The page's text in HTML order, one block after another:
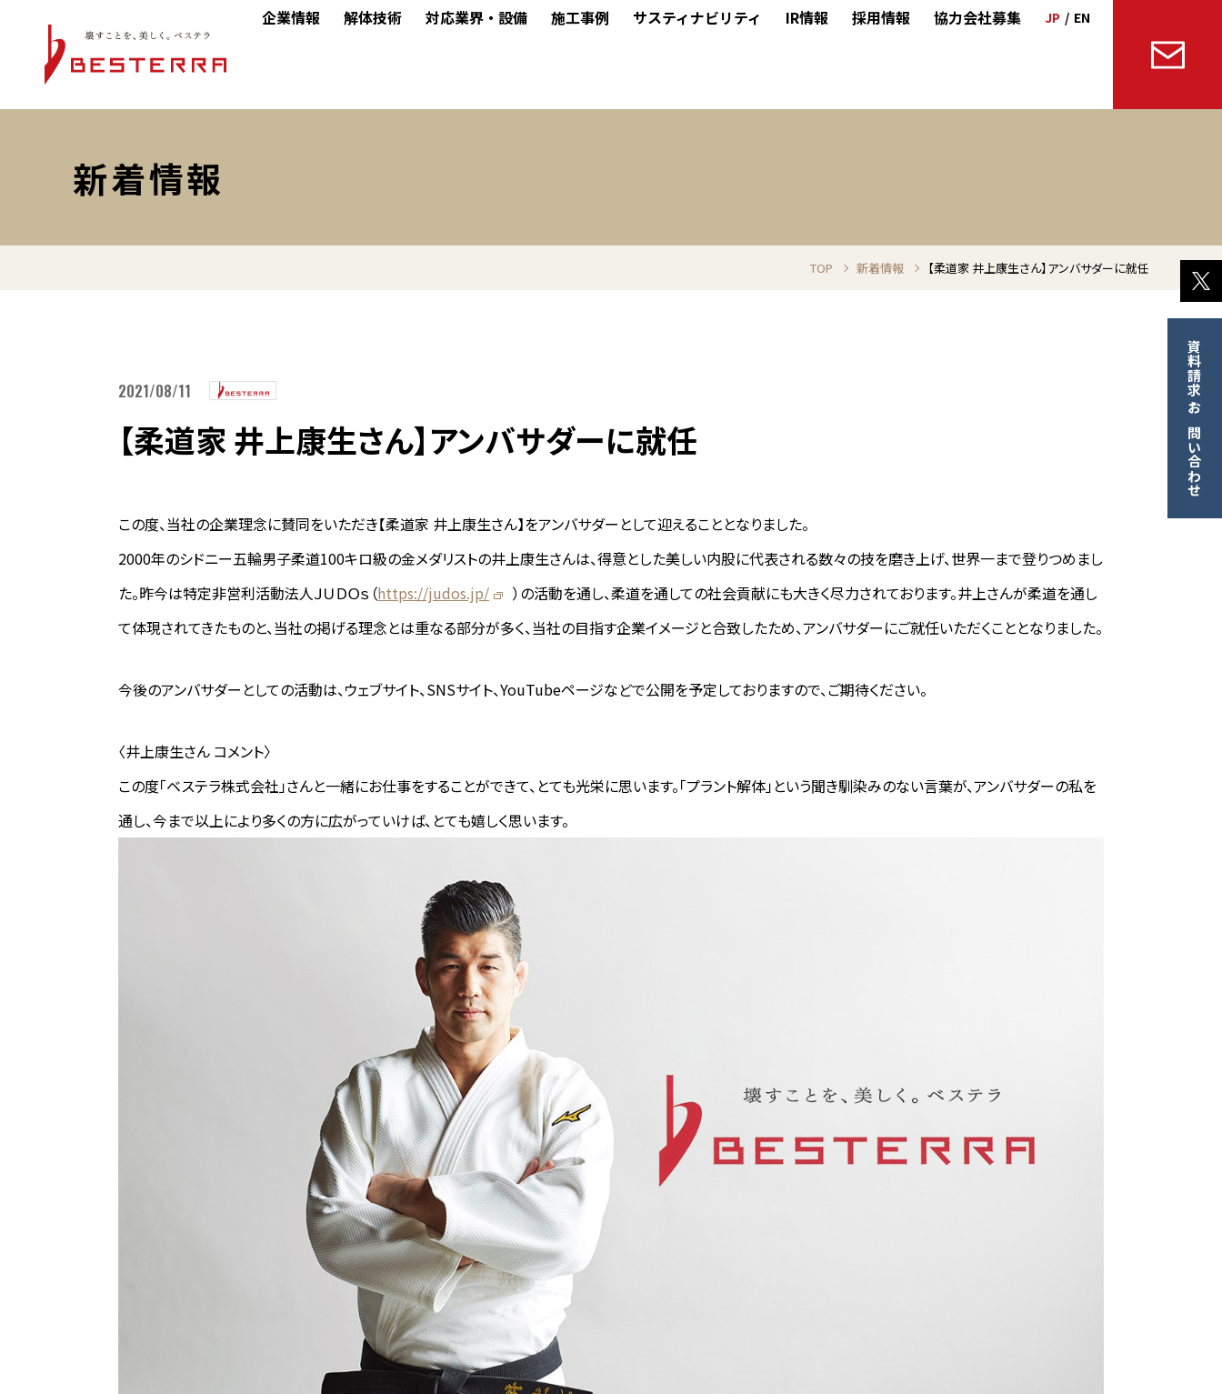
企業情報 解体技術 対応業界・設備 施工事例 サスティナビリティ IR情報 採用情報 協力会社募集 JP / EN
資料請求・お問い合わせ
新着情報
TOP 新着情報 【柔道家 井上康生さん】アンバサダーに就任
2021/08/11
【柔道家 井上康生さん】アンバサダーに就任
この度、当社の企業理念に賛同をいただき【柔道家 井上康生さん】をアンバサダーとして迎えることとなりました。
2000年のシドニー五輪男子柔道100キロ級の金メダリストの井上康生さんは、得意とした美しい内股に代表される数々の技を磨き上げ、世界一まで登りつめまし
た。昨今は特定非営利活動法人ＪＵＤＯｓ（https://judos.jp/
）の活動を通し、柔道を通しての社会貢献にも大きく尽力されております。井上さんが柔道を通し
て体現されてきたものと、当社の掲げる理念とは重なる部分が多く、当社の目指す企業イメージと合致したため、アンバサダーにご就任いただくこととなりました。
今後のアンバサダーとしての活動は、ウェブサイト、SNSサイト、YouTubeページなどで公開を予定しておりますので、ご期待ください。
〈井上康生さん コメント〉
この度「ベステラ株式会社」さんと一緒にお仕事をすることができて、とても光栄に思います。「プラント解体」という聞き馴染みのない言葉が、アンバサダーの私を
通し、今まで以上により多くの方に広がっていけば、とても嬉しく思います。